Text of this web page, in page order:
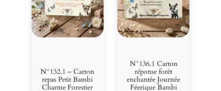
N°132.1 – Carton
repas Petit Bambi
Charme Forestier
N°136.1 Carton
réponse forêt
enchantée Journée
Féerique Bambi